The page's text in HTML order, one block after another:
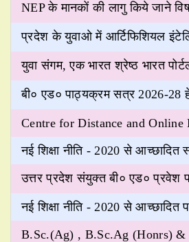
NEP के मानकों की लागु किये जाने
प्रदेश के युवाओ में आर्टिफिशियल
युवा संगम, एक भारत श्रेष्ठ भारत
बी० एड० पाठ्यक्रम सत्र 2026-28
Centre for Distance and Online
नई शिक्षा नीति - 2020 से
उत्तर प्रदेश संयुक्त बी० एड० प्रवेश
नई शिक्षा नीति - 2020 से
B.Sc.(Ag) , B.Sc.Ag (Honrs) &